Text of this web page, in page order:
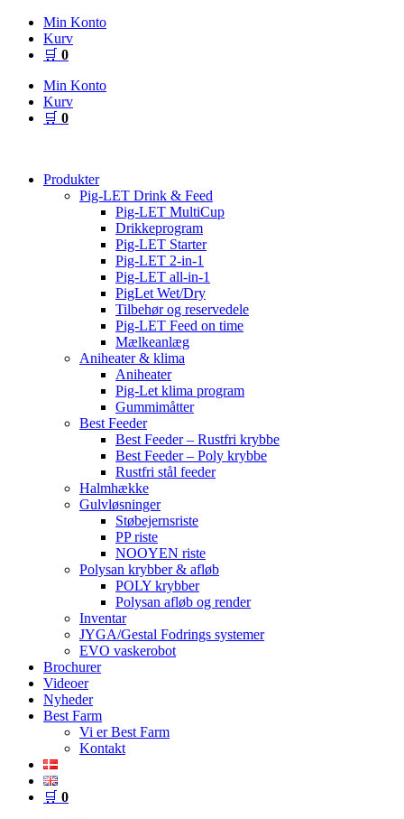
Videre
indhold
Min Konto
Kurv
🛒 0
Min Konto
Kurv
🛒 0
Produkter
Pig-LET Drink & Feed
Pig-LET MultiCup
Drikkeprogram
Pig-LET Starter
Pig-LET 2-in-1
Pig-LET all-in-1
PigLet Wet/Dry
Tilbehør og reservedele
Pig-LET Feed on time
Mælkeanlæg
Aniheater & klima
Aniheater
Pig-Let klima program
Gummimåtter
Best Feeder
Best Feeder – Rustfri krybbe
Best Feeder – Poly krybbe
Rustfri stål feeder
Halmhække
Gulvløsninger
Støbejernsriste
PP riste
NOOYEN riste
Polysan krybber & afløb
POLY krybber
Polysan afløb og render
Inventar
JYGA/Gestal Fodrings systemer
EVO vaskerobot
Brochurer
Videoer
Nyheder
Best Farm
Vi er Best Farm
Kontakt
🛒 0